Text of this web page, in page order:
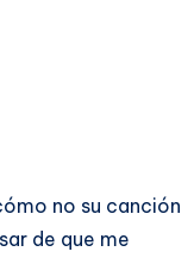
no su canción
de que me